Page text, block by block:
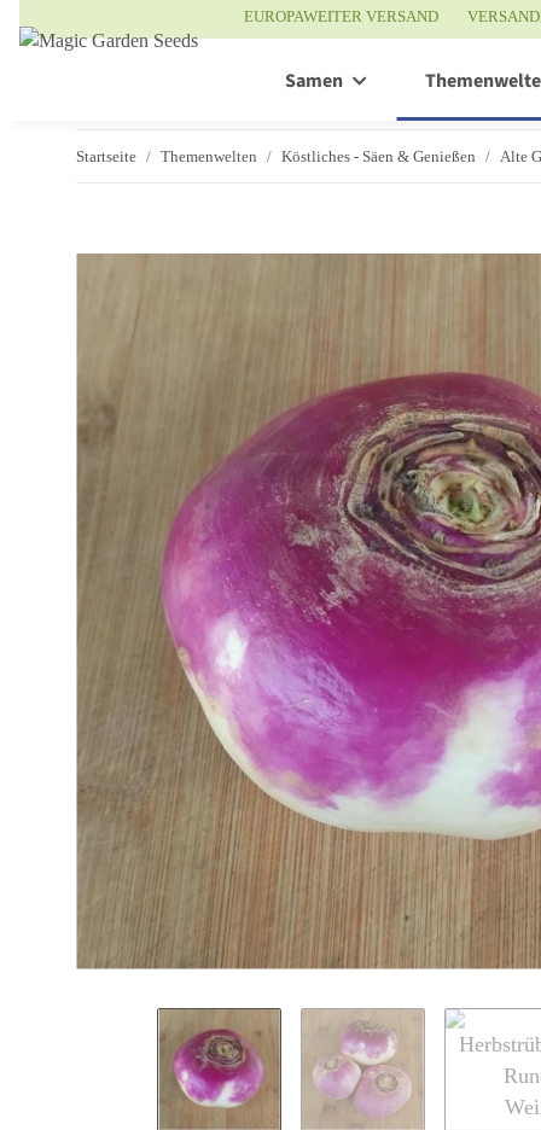
EUROPAWEITER VERSAND
Samen
Startseite Themenwelten Köstliches - Säen & Genießen Alte